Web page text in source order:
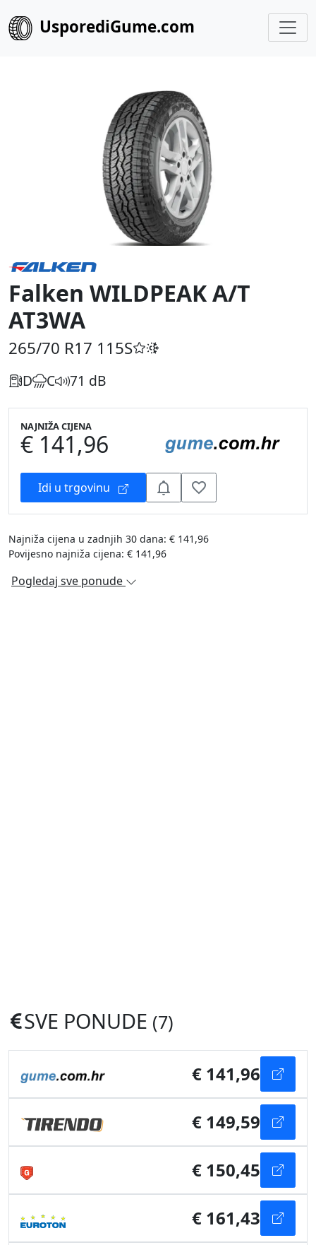
UsporediGume.com
Falken WILDPEAK A/T
AT3WA
265/70 R17 115S
D C 71 dB
NAJNIŽA CIJENA
€ 141,96
Idi u trgovinu
Najniža cijena u zadnjih 30 dana: € 141,96
Povijesno najniža cijena: € 141,96
Pogledaj sve ponude
SVE PONUDE (7)
€ 141,96
€ 149,59
€ 150,45
€ 161,43